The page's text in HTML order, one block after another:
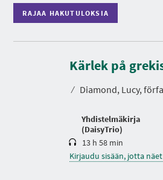
RAJAA HAKUTULOKSIA
U
T
U
O
Kärlek på
⁄ Diamond, Lucy,
Yhdistelmäkirja
(DaisyTrio)
e
s
o
13 h 58 min
Kirjaudu sisään, jotta